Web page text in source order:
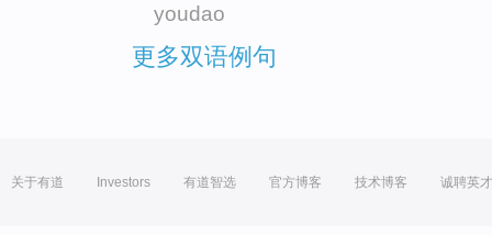
youdao
更多双语例句
关于有道 Investors 有道智选 官方博客 技术博客 诚聘英才